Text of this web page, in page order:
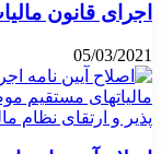
اجرای قانون
05/03/2021